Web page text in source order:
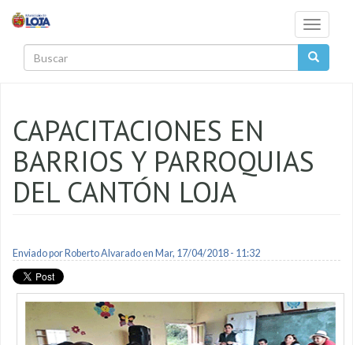
Toggle
CAPACITACIONES EN
BARRIOS Y PARROQUIAS
DEL CANTÓN LOJA
Enviado por Roberto Alvaradoen Mar, 17/04/2018 - 11:32